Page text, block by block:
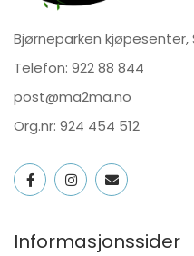
Bjørneparken kjøpesenter,
Telefon: 922 88 844
post@ma2ma.no
Org.nr: 924 454 512
Informasjonssider